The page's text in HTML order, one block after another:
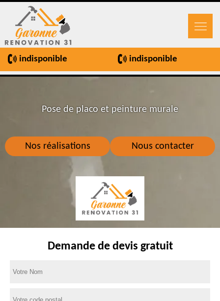
indisponible indisponible
Nos réalisations Nous contacter
Pose de placo et peinture murale
Demande de devis gratuit